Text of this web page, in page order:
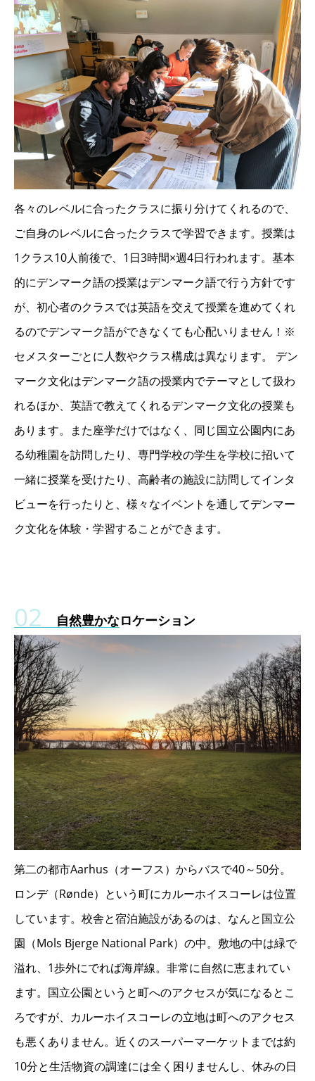
各々のレベルに合ったクラスに振り分けてくれるので、
ご自身のレベルに合ったクラスで学習できます。授業は
1クラス10人前後で、1日3時間×週4日行われます。基本
的にデンマーク語の授業はデンマーク語で行う方針です
が、初心者のクラスでは英語を交えて授業を進めてくれ
るのでデンマーク語ができなくても心配いりません！※
セメスターごとに人数やクラス構成は異なります。 デン
マーク文化はデンマーク語の授業内でテーマとして扱わ
れるほか、英語で教えてくれるデンマーク文化の授業も
あります。また座学だけではなく、同じ国立公園内にあ
る幼稚園を訪問したり、専門学校の学生を学校に招いて
一緒に授業を受けたり、高齢者の施設に訪問してインタ
ビューを行ったりと、様々なイベントを通してデンマー
ク文化を体験・学習することができます。
自然豊かなロケーション
第二の都市Aarhus（オーフス）からバスで40～50分。
ロンデ（Rønde）という町にカルーホイスコーレは位置
しています。校舎と宿泊施設があるのは、なんと国立公
園（Mols Bjerge National Park）の中。敷地の中は緑で
溢れ、1歩外にでれば海岸線。非常に自然に恵まれてい
ます。国立公園というと町へのアクセスが気になるとこ
ろですが、カルーホイスコーレの立地は町へのアクセス
も悪くありません。近くのスーパーマーケットまでは約
10分と生活物資の調達には全く困りませんし、休みの日